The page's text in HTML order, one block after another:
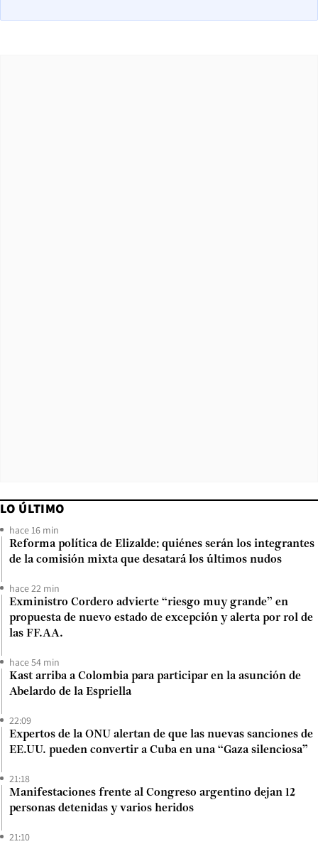
LO ÚLTIMO
hace 16 min
Reforma política de Elizalde: quiénes serán los integrantes
de la comisión mixta que desatará los últimos nudos
hace 22 min
Exministro Cordero advierte “riesgo muy grande” en
propuesta de nuevo estado de excepción y alerta por rol de
las FF.AA.
hace 54 min
Kast arriba a Colombia para participar en la asunción de
Abelardo de la Espriella
22:09
Expertos de la ONU alertan de que las nuevas sanciones de
EE.UU. pueden convertir a Cuba en una “Gaza silenciosa”
21:18
Manifestaciones frente al Congreso argentino dejan 12
personas detenidas y varios heridos
21:10